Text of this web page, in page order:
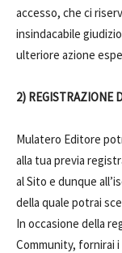
accesso, che ci
insindacabile
ulteriore azione
2) REGISTRAZIONE
Mulatero Editore
alla tua previa
al Sito e dunque
della quale potrai
In occasione della
Community, fornirai